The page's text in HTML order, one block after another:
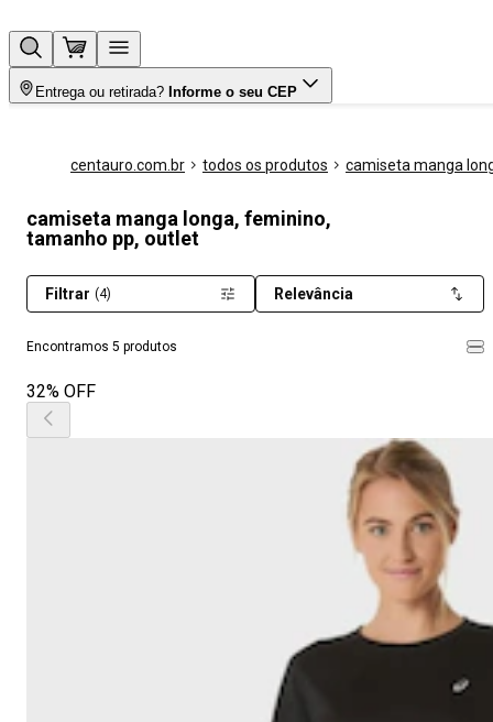
Entrega ou retirada? Informe o seu CEP
centauro.com.br todos os produtos camiseta manga
camiseta manga longa, feminino,
tamanho pp, outlet
Encontramos 5 produtos
Filtrar (4) Relevância
32% OFF